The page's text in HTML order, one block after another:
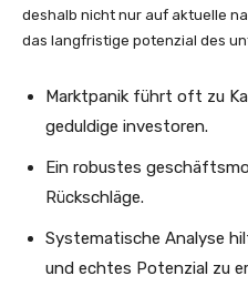
deshalb nicht nur auf aktuelle
das langfristige potenzial des
Marktpanik führt oft zu
geduldige investoren.
Ein robustes
Rückschläge.
Systematische Analyse
und echtes Potenzial zu